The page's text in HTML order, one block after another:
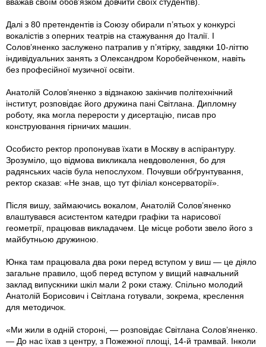
вважав своїм обов’язком довчити своїх студентів).
Далі з 80 претендентів із Союзу обирали п’ятьох у конкурсі
вокалістів з оперних театрів на стажування до Італії. І
Солов’яненко заслужено патрапив у п’ятірку, завдяки 10-літтю
індивідуальних занять з Олександром Коробейченком, навіть
без професійної музичної освіти.
Анатолій Солов’яненко з відзнакою закінчив політехнічний
інститут, розповідає його дружина пані Світлана. Дипломну
роботу, яка могла перерости у дисертацію, писав про
конструювання гірничих машин.
Особисто ректор пропонував їхати в Москву в аспірантуру.
Зрозуміло, що відмова викликала невдоволення, бо для
радянських часів була непослухом. Почувши обґрунтування,
ректор сказав: «Не знав, що тут філіал консерваторії».
Після вишу, займаючись вокалом, Анатолій Солов’яненко
влаштувався асистентом катедри графіки та нарисової
геометрії, працював викладачем. Це місце роботи звело його з
майбутньою дружиною.
Юнка там працювала два роки перед вступом у виш — це діяло
загальне правило, щоб перед вступом у вищий навчальний
заклад випускники шкіл мали 2 роки стажу. Спільно молодий
Анатолій Борисович і Світлана готували, зокрема, креслення
для методичок.
«Ми жили в одній стороні, — розповідає Світлана Солов’яненко.
— До нас їхав з центру, з Пожежної площі, 14-й трамвай. Інколи